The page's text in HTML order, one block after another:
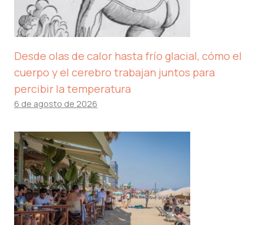
Desde olas de calor hasta frío glacial, cómo el
cuerpo y el cerebro trabajan juntos para
percibir la temperatura
6 de agosto de 2026